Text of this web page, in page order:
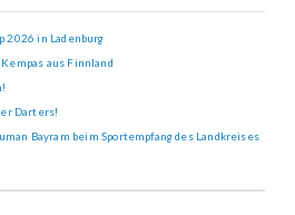
2026 in Ladenburg
aus Finnland
Darters!
Bayram beim Sportempfang des Landkreises